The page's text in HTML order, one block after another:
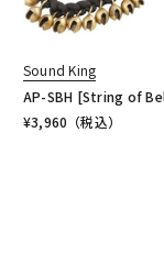
Sound King
AP-SBH [String of
¥3,960 （税込）